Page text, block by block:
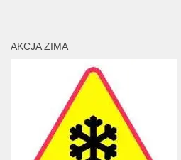
AKCJA ZIMA